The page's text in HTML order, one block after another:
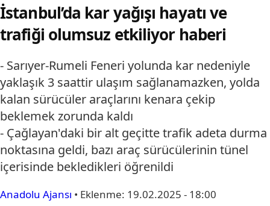
İstanbul’da kar yağışı hayatı ve
trafiği olumsuz etkiliyor haberi
- Sarıyer-Rumeli Feneri yolunda kar nedeniyle
yaklaşık 3 saattir ulaşım sağlanamazken, yolda
kalan sürücüler araçlarını kenara çekip
beklemek zorunda kaldı
- Çağlayan'daki bir alt geçitte trafik adeta durma
noktasına geldi, bazı araç sürücülerinin tünel
içerisinde bekledikleri öğrenildi
Anadolu Ajansı • Eklenme: 19.02.2025 - 18:00